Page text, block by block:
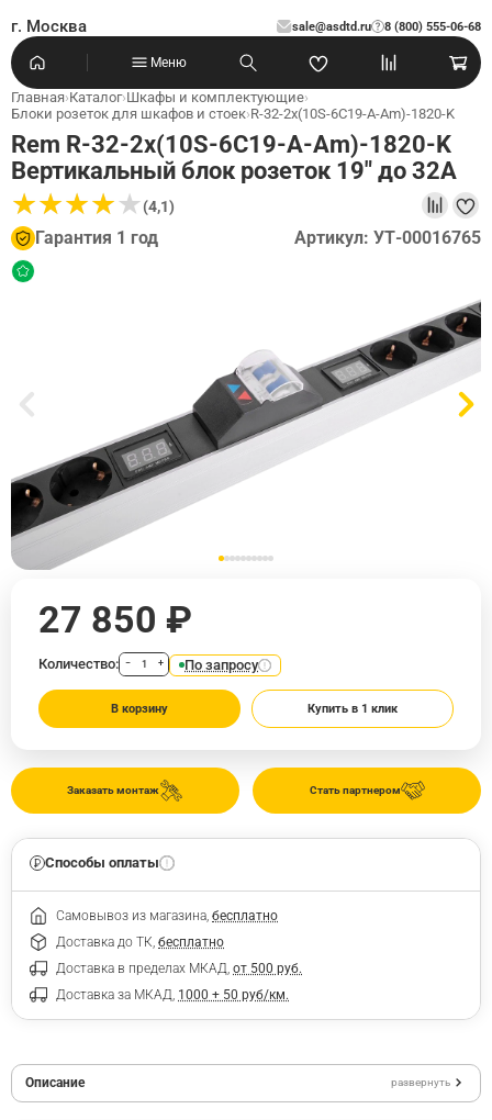
г. Москва sale@asdtd.ru 8 (800) 555-06-68
?
Меню
Главная›Каталог›Шкафы и комплектующие›
Блоки розеток для шкафов и стоек›R-32-2x(10S-6C19-A-Am)-1820-K
Rem R-32-2x(10S-6C19-A-Am)-1820-K
Вертикальный блок розеток 19" до 32А
★★★★★
★★★★★(4,1)
Гарантия 1 год Артикул: УТ-00016765
Стать партнером
Заказать монтаж
27 850 ₽
Количество: − + По запросу
В корзину Купить в 1 клик
Способы оплаты
Самовывоз из магазина, бесплатно
Доставка до ТК, бесплатно
Доставка в пределах МКАД, от 500 руб.
Доставка за МКАД, 1000 + 50 руб/км.
Описание развернуть